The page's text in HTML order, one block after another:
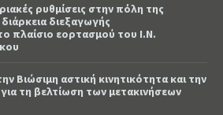
ρυθμίσεις στην πόλη της
διεξαγωγής
πλαίσιο εορτασμού του Ι.Ν.
Βιώσιμη αστική κινητικότητα και την
τη βελτίωση των μετακινήσεων